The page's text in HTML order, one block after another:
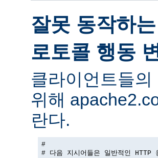
잘못 동작하
로토콜 행동
클라이언트들
위해
란다.
#
# 다음 지시어들은 일반적인 HTTP